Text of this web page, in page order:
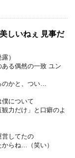
しいねぇ 見事だ
）
る偶然の一致 ユン
かと、つい…
について
観力だけ」と口癖のよ
営してたの
らね…（笑い）